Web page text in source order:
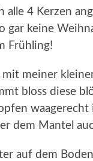
alle 4 Kerzen
gar keine
Frühling!
mit meiner
bloss diese
dem Mantel
auf dem